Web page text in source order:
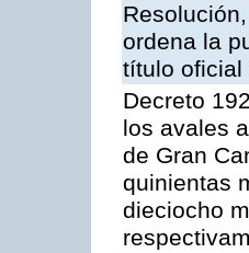
ordena la
título oficial
Decreto
los avales
de Gran
quinientas
dieciocho